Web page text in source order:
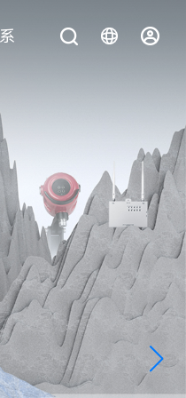
您在找什么？